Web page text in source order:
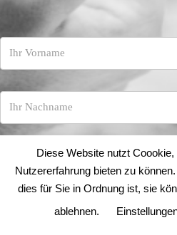
Diese Website nutzt
Nutzererfahrung bieten zu
dies für Sie in Ordnung ist, sie
ablehnen.